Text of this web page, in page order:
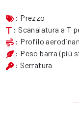
: Prezzo
: Scanalatura a T
: Profilo
: Peso barra (più
: Serratura